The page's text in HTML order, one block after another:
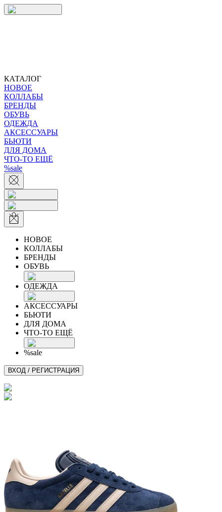
КАТАЛОГ
НОВОЕ
КОЛЛАБЫ
БРЕНДЫ
ОБУВЬ
ОДЕЖДА
АКСЕССУАРЫ
БЬЮТИ
ДЛЯ ДОМА
ЧТО-ТО ЕЩЁ
%sale
НОВОЕ
КОЛЛАБЫ
БРЕНДЫ
ОБУВЬ
ОДЕЖДА
АКСЕССУАРЫ
БЬЮТИ
ДЛЯ ДОМА
ЧТО-ТО ЕЩЁ
%sale
ВХОД / РЕГИСТРАЦИЯ